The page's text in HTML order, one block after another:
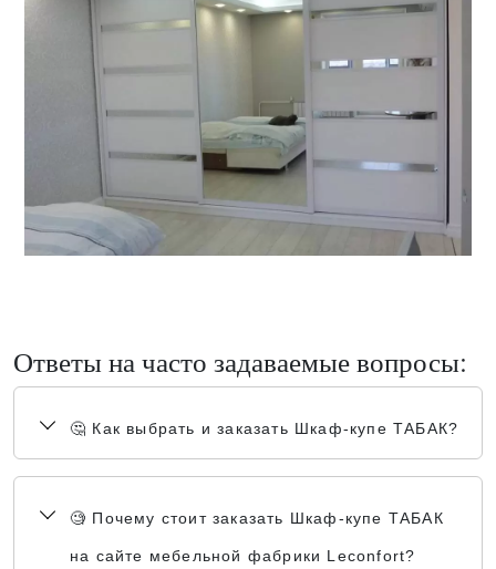
Ответы на часто задаваемые вопросы:
🤔 Как выбрать и заказать Шкаф-купе ТАБАК?
🧐 Почему стоит заказать Шкаф-купе ТАБАК
на сайте мебельной фабрики Leconfort?